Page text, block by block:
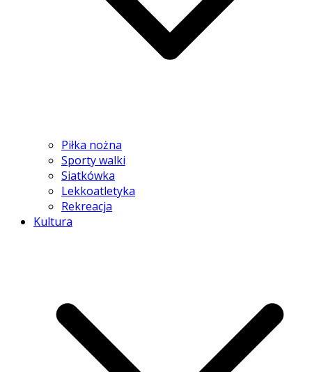
Piłka nożna
Sporty walki
Siatkówka
Lekkoatletyka
Rekreacja
Kultura